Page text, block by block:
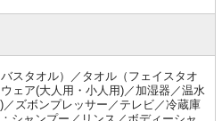
スタオル）／タオル（フェイスタオ
ェア(大人用・小人用)／加湿器／温水
ズボンプレッサー／テレビ／冷蔵庫